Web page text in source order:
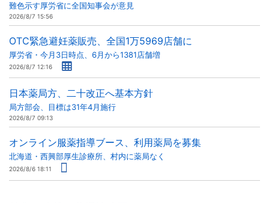
難色示す厚労省に全国知事会が意見
2026/8/7 15:56
OTC緊急避妊薬販売、全国1万5969店舗に
厚労省・今月3日時点、6月から1381店舗増
2026/8/7 12:16
日本薬局方、二十改正へ基本方針
局方部会、目標は31年4月施行
2026/8/7 09:13
オンライン服薬指導ブース、利用薬局を募集
北海道・西興部厚生診療所、村内に薬局なく
2026/8/6 18:11